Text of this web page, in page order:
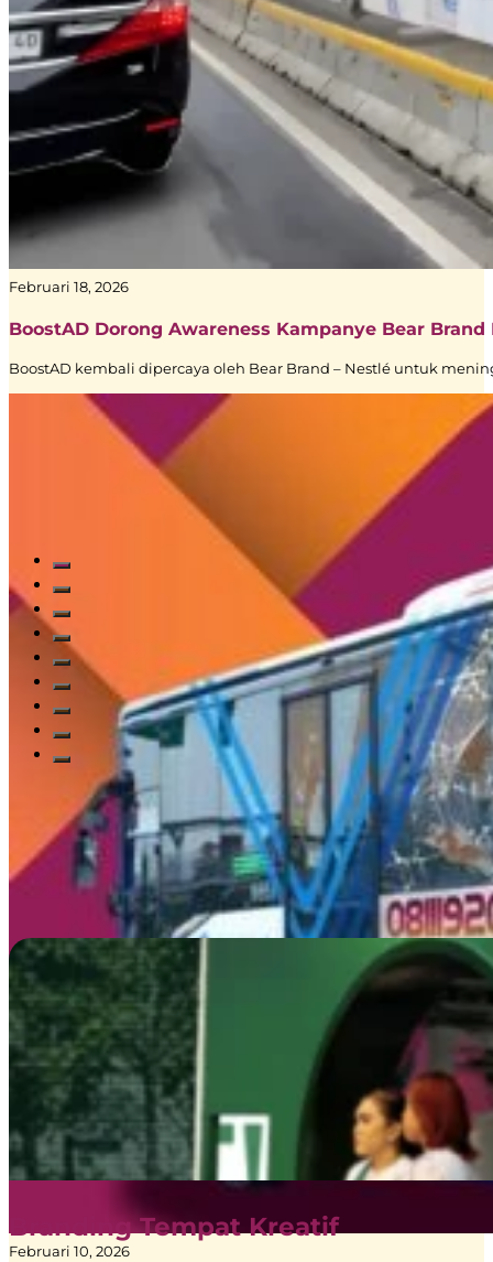
Februari 18, 2026
BoostAD Dorong Awareness Kampanye Bear
BoostAD kembali dipercaya oleh Bear Brand – Nestlé untuk
Februari 10, 2026
Read All Blogs
Kenali Layanan Kami
Dari halte bus hingga instalasi 3D imersif, temukan
Branding Tempat Kreatif